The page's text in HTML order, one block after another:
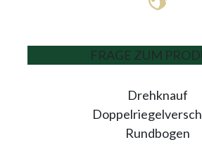
FRAGE ZUM
Drehknauf
Rundbogen